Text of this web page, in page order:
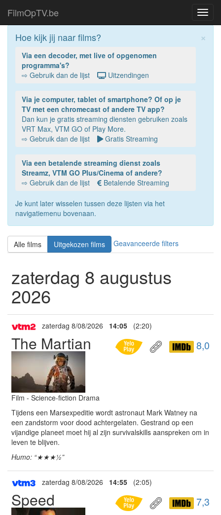
FilmOpTV.be
×
Hoe kijk jij naar films?
Via een decoder, met live of opgenomen
programma's?
⇨ Gebruik dan de lijst
Uitzendingen
Via je computer, tablet of smartphone? Of op je
TV met een chromecast of andere TV app?
Dan kun je gratis streaming diensten gebruiken zoals
VRT Max, VTM GO of Play More.
⇨ Gebruik dan de lijst
Gratis Streaming
Via een betalende streaming dienst zoals
Streamz, VTM GO Plus/Cinema of andere?
⇨ Gebruik dan de lijst
Betalende Streaming
Je kunt later wisselen tussen deze lijsten via het
navigatiemenu bovenaan.
Alle films Uitgekozen films Geavanceerde filters
zaterdag 8 augustus
2026
zaterdag 8/08/2026 14:05 (2:20)
The Martian 8,0
Film - Science-fiction Drama
Tijdens een Marsexpeditie wordt astronaut Mark Watney na
een zandstorm voor dood achtergelaten. Gestrand op een
vijandige planeet moet hij al zijn survivalskills aanspreken om in
leven te blijven.
Humo: “★★★½”
zaterdag 8/08/2026 14:55 (2:05)
Speed 7,3